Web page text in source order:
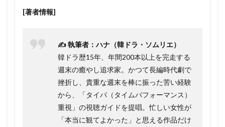
[著者情報]
✍️ 執筆者：ハナ（韓ドラ・ソムリエ）
韓ドラ歴15年、年間200本以上を完走する
週末の癒やし追求家。かつて長編時代劇で
挫折し、貴重な週末を棒に振った苦い経験
から、「タイパ（タイムパフォーマンス）
重視」の視聴ガイドを提唱。忙しい女性が
「本当に観てよかった」と思える作品だけ